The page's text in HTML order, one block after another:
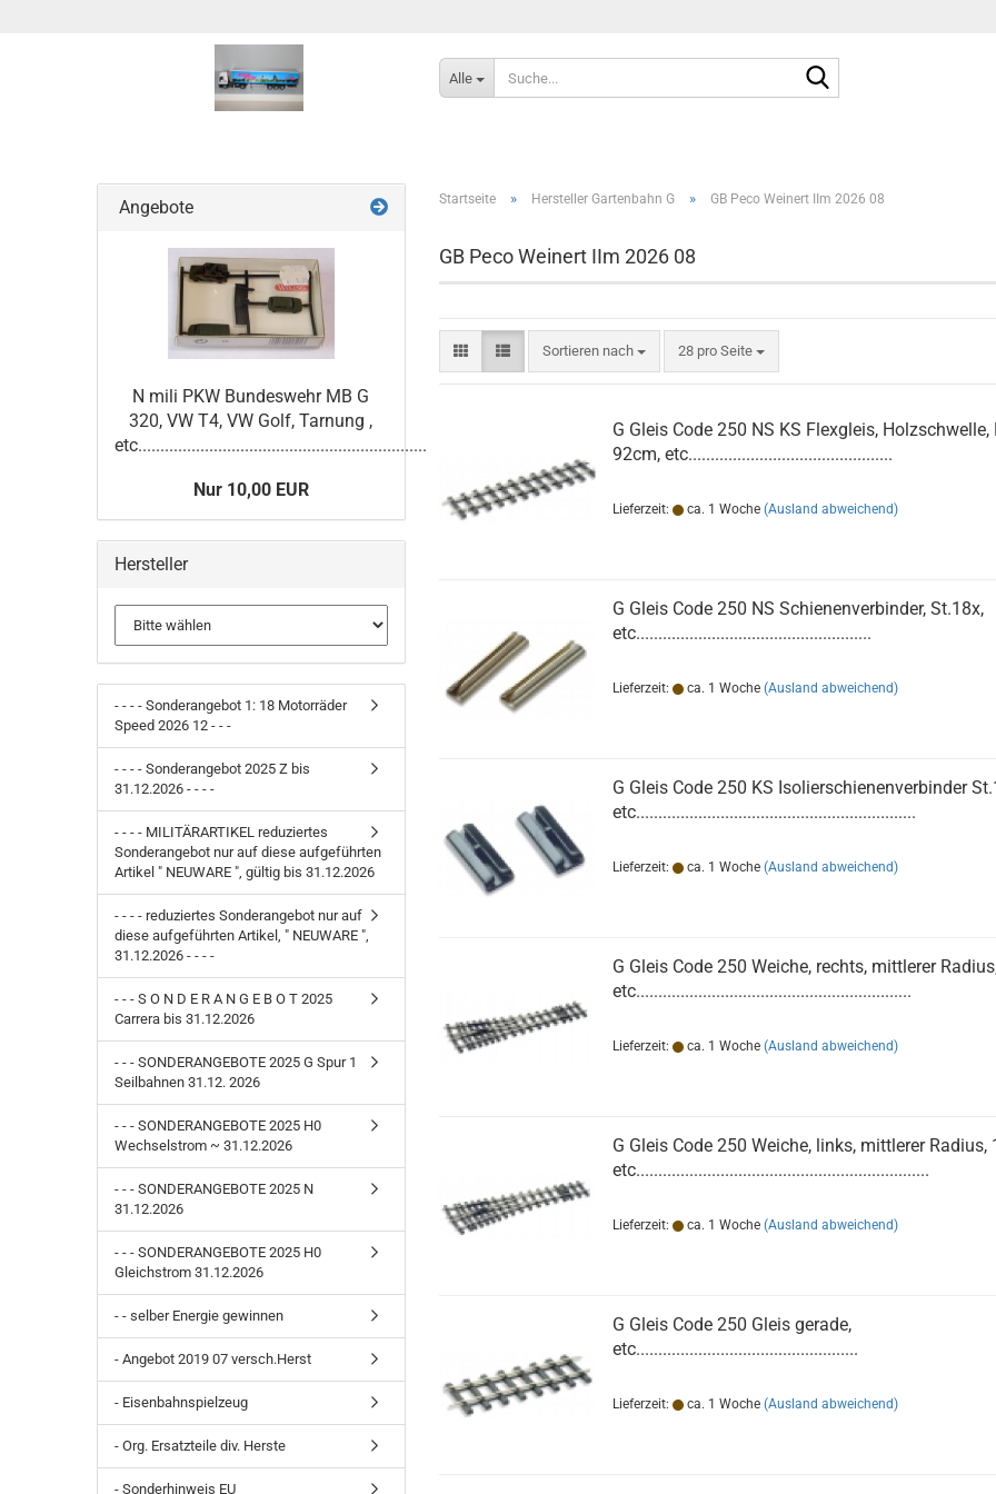
Alle
Startseite » Hersteller Gartenbahn G » GB Peco Weinert IIm 2026 08
GB Peco Weinert IIm 2026 08
Sortieren nach
Sortieren nach 28 pro Seite
pro Seite
G Gleis Code 250 NS KS Flexgleis, Holzschwelle,
92cm, etc..............................................
Lieferzeit: ca. 1 Woche (Ausland abweichend)
G Gleis Code 250 NS Schienenverbinder, St.18x,
etc.....................................................
Lieferzeit: ca. 1 Woche (Ausland abweichend)
G Gleis Code 250 KS Isolierschienenverbinder
etc...............................................................
Lieferzeit: ca. 1 Woche (Ausland abweichend)
G Gleis Code 250 Weiche, rechts, mittlerer
etc..............................................................
Lieferzeit: ca. 1 Woche (Ausland abweichend)
G Gleis Code 250 Weiche, links, mittlerer Radius,
etc..................................................................
Lieferzeit: ca. 1 Woche (Ausland abweichend)
G Gleis Code 250 Gleis gerade,
etc..................................................
Lieferzeit: ca. 1 Woche (Ausland abweichend)
Angebote
N mili PKW Bundeswehr MB G
320, VW T4, VW Golf, Tarnung ,
etc.................................................................
Nur 10,00 EUR
Hersteller
- - - - Sonderangebot 1: 18 Motorräder
Speed 2026 12 - - -
- - - - Sonderangebot 2025 Z bis
31.12.2026 - - - -
- - - - MILITÄRARTIKEL reduziertes
Sonderangebot nur auf diese aufgeführten
Artikel " NEUWARE ", gültig bis 31.12.2026
- - - - reduziertes Sonderangebot nur auf
diese aufgeführten Artikel, " NEUWARE ",
31.12.2026 - - - -
- - - S O N D E R A N G E B O T 2025
Carrera bis 31.12.2026
- - - SONDERANGEBOTE 2025 G Spur 1
Seilbahnen 31.12. 2026
- - - SONDERANGEBOTE 2025 H0
Wechselstrom ~ 31.12.2026
- - - SONDERANGEBOTE 2025 N
31.12.2026
- - - SONDERANGEBOTE 2025 H0
Gleichstrom 31.12.2026
- - selber Energie gewinnen
- Angebot 2019 07 versch.Herst
- Eisenbahnspielzeug
- Org. Ersatzteile div. Herste
- Sonderhinweis EU